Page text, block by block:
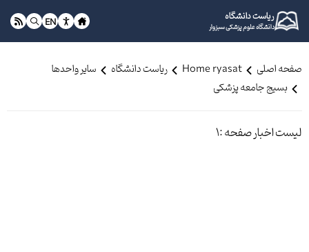
ریاست دانشگاه
دانشگاه علوم پزشکی سبزوار EN
صفحه اصلی Home ryasat ریاست دانشگاه
سایر واحدها
بسیج جامعه پزشکی
لیست اخبار صفحه :1